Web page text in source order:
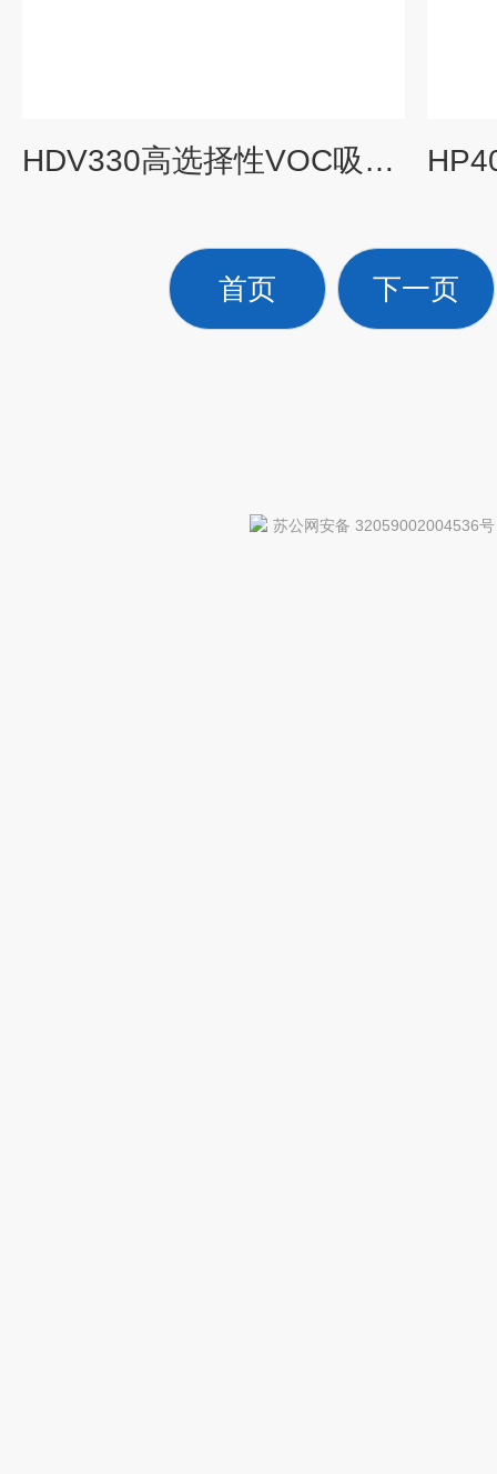
HDV330高选择性VOC吸附树脂
首页 下一页
苏公网安备 32059002004536号